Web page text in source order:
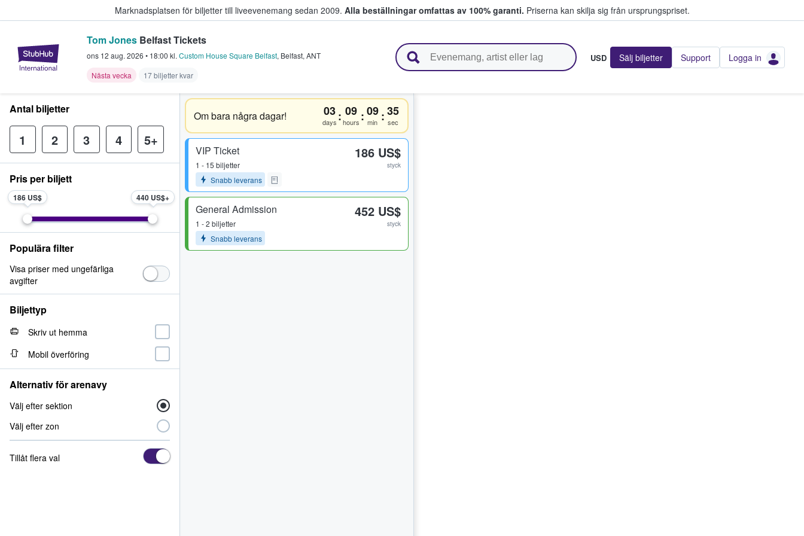
Marknadsplatsen för biljetter till liveevenemang sedan 2009. Alla beställningar omfattas av 100% garanti. Priserna kan skilja sig från ursprungspriset.
StubHub – där fans köper och säljer biljetter.
Tom Jones Belfast Tickets
ons 12 aug. 2026 • 18:00 kl. Custom House Square Belfast, Belfast, ANT
Nästa vecka
17 biljetter kvar
USD Sälj biljetter Support Logga in
Om bara några dagar! 03
days : 09
hours :09
min :35
sec
VIP Ticket
1 - 15 biljetter
Snabb leverans
186 US$
styck
General Admission
1 - 2 biljetter
Snabb leverans
452 US$
styck
Antal biljetter
1 2 3 4 5+
Pris per biljett
186 US$ 440 US$
Populära filter
Visa priser med ungefärliga
avgifter
Biljettyp
Skriv ut hemma
Mobil överföring
Alternativ för arenavy
Välj efter sektion
Välj efter zon
Tillåt flera val